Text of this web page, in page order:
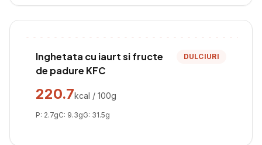
Inghetata cu iaurt si fructe
de padure KFC
DULCIURI
220.7kcal / 100g
P: 2.7gC: 9.3gG: 31.5g